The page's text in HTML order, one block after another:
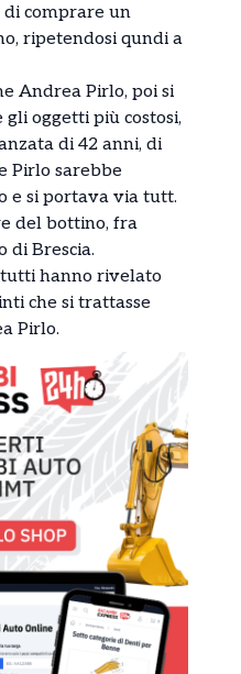
di comprare un
ripetendosi qundi a
Andrea Pirlo, poi si
oggetti più costosi,
di 42 anni, di
Pirlo sarebbe
e si portava via tutt.
del bottino, fra
di Brescia.
hanno rivelato
che si trattasse
Pirlo.